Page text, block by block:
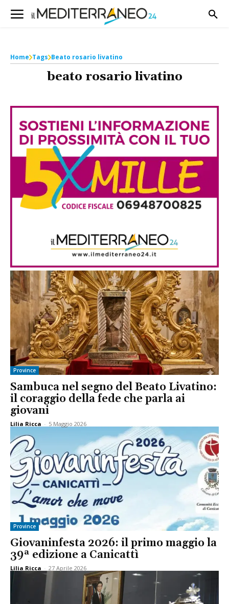
Home Tags Beato rosario livatino
beato rosario livatino
Province
Sambuca nel segno del Beato Livatino:
il coraggio della fede che parla ai
giovani
Lilia Ricca - 5 Maggio 2026
Province
Giovaninfesta 2026: il primo maggio la
39ª edizione a Canicattì
Lilia Ricca - 27 Aprile 2026